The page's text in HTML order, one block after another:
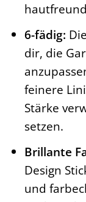
6-fädig:
dir, die
feinere
Stärke
setzen.
Brillante
Design
und